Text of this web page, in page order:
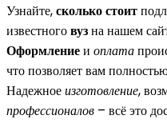
Узнайте,сколько стоит
известноговузна нашем
Оформлениеи оплата
что позволяет вам
Надежноеизготовление,
профессионалов – всё это